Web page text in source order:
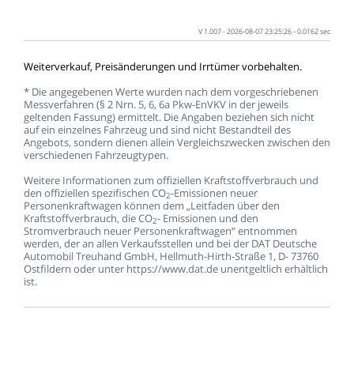
V 1.007-2026-08-0723:25:26-0.0162sec
Weiterverkauf, Preisänderungen und Irrtümervorbehalten.
* Dieangegebenen Wertewurden nach dem vorgeschriebenen
Messverfahren (§ 2 Nrn. 5, 6, 6a Pkw-EnVKV in der jeweils
geltenden Fassung)ermittelt. DieAngaben beziehen sich nicht
aufein einzelnes Fahrzeug und sind nicht Bestandteildes
Angebots, sondern dienen allein Vergleichszwecken zwischen den
verschiedenen Fahrzeugtypen.
Weitere Informationen zum offiziellen Kraftstoffverbrauch und
den offiziellen spezifischen CO2-Emissionen neuer
Personenkraftwagen können dem „Leitfaden überden
Kraftstoffverbrauch, dieCO2- Emissionen und den
Stromverbrauch neuer Personenkraftwagen“entnommen
werden, deran allen Verkaufsstellen und beider DAT Deutsche
AutomobilTreuhand GmbH, Hellmuth-Hirth-Straße 1, D-73760
Ostfildern oder unter https://www.dat.de unentgeltlich erhältlich
ist.